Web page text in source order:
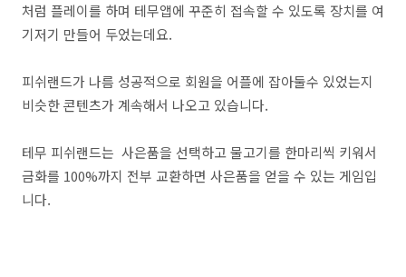
처럼 플레이를 하며 테무앱에 꾸준히 접속할 수 있도록 장치를 여
기저기 만들어 두었는데요.
피쉬랜드가 나름 성공적으로 회원을 어플에 잡아둘수 있었는지
비슷한 콘텐츠가 계속해서 나오고 있습니다.
테무 피쉬랜드는 사은품을 선택하고 물고기를 한마리씩 키워서
금화를 100%까지 전부 교환하면 사은품을 얻을 수 있는 게임입
니다.